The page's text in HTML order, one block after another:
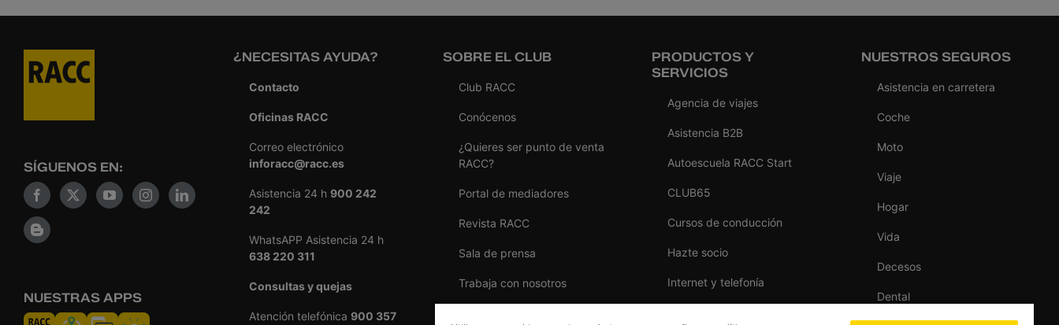
SÍGUENOS EN:
NUESTRAS APPS
¿NECESITAS AYUDA?
Contacto
Oficinas RACC
Correo electrónico
inforacc@racc.es
Asistencia 24 h 900 242
242
WhatsAPP Asistencia 24 h
638 220 311
Consultas y quejas
Atención telefónica 900 357
SOBRE EL CLUB
Club RACC
Conócenos
¿Quieres ser punto de venta
RACC?
Portal de mediadores
Revista RACC
Sala de prensa
Trabaja con nosotros
PRODUCTOS Y
SERVICIOS
Agencia de viajes
Asistencia B2B
Autoescuela RACC Start
CLUB65
Cursos de conducción
Hazte socio
Internet y telefonía
NUESTROS SEGUROS
Asistencia en carretera
Coche
Moto
Viaje
Hogar
Vida
Decesos
Dental